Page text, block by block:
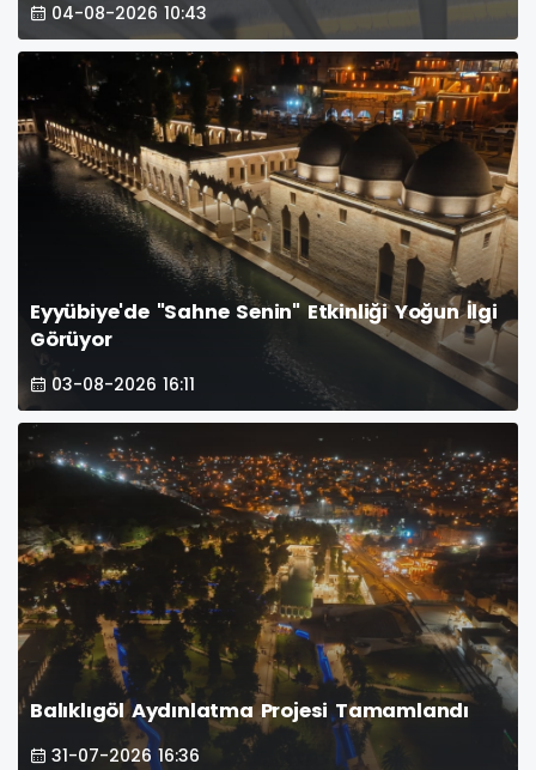
04-08-2026 10:43
Eyyübiye'de "Sahne Senin" Etkinliği Yoğun İlgi
Görüyor
03-08-2026 16:11
Balıklıgöl Aydınlatma Projesi Tamamlandı
31-07-2026 16:36